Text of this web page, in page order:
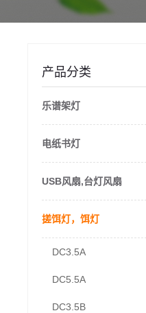
产品分类
乐谱架灯
电纸书灯
USB风扇,台灯风扇
搓饵灯，饵灯
DC3.5A
DC5.5A
DC3.5B